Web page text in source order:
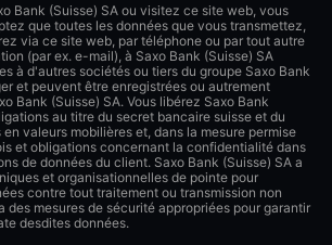
Bank (Suisse) SA ou visitez ce site web, vous
que toutes les données que vous transmettez,
via ce site web, par téléphone ou par tout autre
(par ex. e-mail), à Saxo Bank (Suisse) SA
à d'autres sociétés ou tiers du groupe Saxo Bank
et peuvent être enregistrées ou autrement
Bank (Suisse) SA. Vous libérez Saxo Bank
au titre du secret bancaire suisse et du
valeurs mobilières et, dans la mesure permise
et obligations concernant la confidentialité dans
de données du client. Saxo Bank (Suisse) SA a
et organisationnelles de pointe pour
contre tout traitement ou transmission non
des mesures de sécurité appropriées pour garantir
desdites données.